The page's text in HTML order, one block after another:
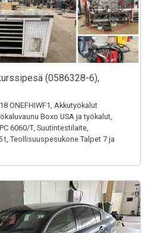
(0586328-6),
ONEFHIWF1, Akkutyökalut
Boxo USA ja työkalut,
6060/T, Suutintestilaite,
t, Teollisuuspesukone Talpet 7 ja